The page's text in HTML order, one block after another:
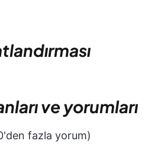
ve yorumları
fazla yorum)